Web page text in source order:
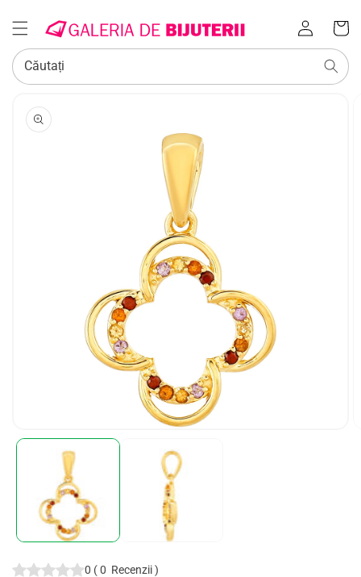
Conectați-
Coș
Căutați
SALT LA
DESPRE
PRODUS
conținutul
fereastră
modală
0 (0 Recenzii)